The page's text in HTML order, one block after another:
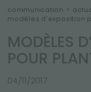
PLUS DE RÉSULTATS
TÉMOIGNAGE
ACTUALITÉS
VIDÉO
CATALOGUES
NEWSLETTER
communication >
modèles d’exposition
MODÈLES
POUR
04/11/2017